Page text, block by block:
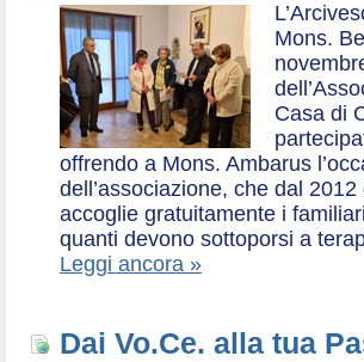
Mons.
Casa di
offrendo a Mons. Ambarus
dell’associazione, che dal
accoglie gratuitamente i
quanti devono sottoporsi a
Leggi ancora »
Dai Vo.Ce. alla tua